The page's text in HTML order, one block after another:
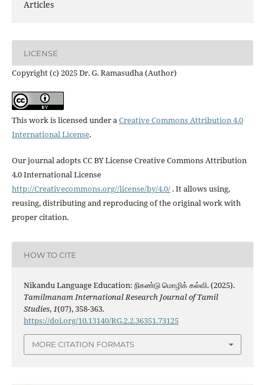
Articles
LICENSE
Copyright (c) 2025 Dr. G. Ramasudha (Author)
This work is licensed under aCreative Commons Attribution 4.0
International License.
Our journal adopts CC BY License Creative Commons Attribution
4.0 International License
http://Creativecommons.org//license/by/4.0/. It allows using,
reusing, distributing and reproducing of the original work with
proper citation.
HOW TO CITE
Nikandu Language Education: நிகண்டு மொழிக் கல்வி. (2025).
Tamilmanam International Research Journal of Tamil
Studies,1(07), 358-363.
https://doi.org/10.13140/RG.2.2.36351.73125
MORE CITATION FORMATS